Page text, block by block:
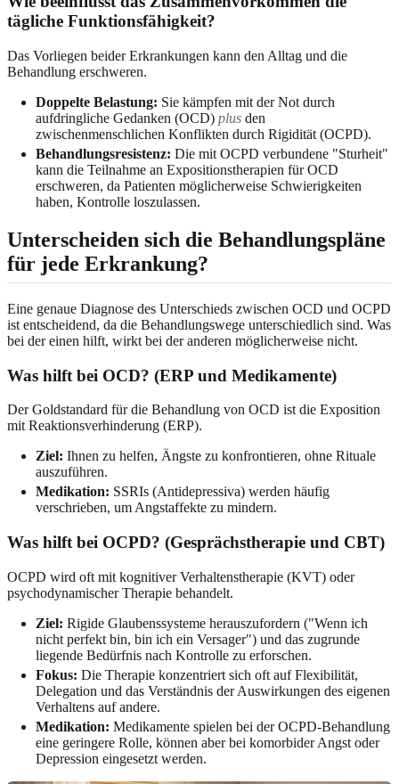
tägliche Funktionsfähigkeit?
Das Vorliegen beider Erkrankungen kann den Alltag und die
Behandlung erschweren.
Doppelte Belastung: Sie kämpfen mit der Not durch
aufdringliche Gedanken (OCD) plus den
zwischenmenschlichen Konflikten durch Rigidität (OCPD).
Behandlungsresistenz: Die mit OCPD verbundene "Sturheit"
kann die Teilnahme an Expositionstherapien für OCD
erschweren, da Patienten möglicherweise Schwierigkeiten
haben, Kontrolle loszulassen.
Unterscheiden sich die Behandlungspläne
für jede Erkrankung?
Eine genaue Diagnose des Unterschieds zwischen OCD und OCPD
ist entscheidend, da die Behandlungswege unterschiedlich sind. Was
bei der einen hilft, wirkt bei der anderen möglicherweise nicht.
Was hilft bei OCD? (ERP und Medikamente)
Der Goldstandard für die Behandlung von OCD ist die Exposition
mit Reaktionsverhinderung (ERP).
Ziel: Ihnen zu helfen, Ängste zu konfrontieren, ohne Rituale
auszuführen.
Medikation: SSRIs (Antidepressiva) werden häufig
verschrieben, um Angstaffekte zu mindern.
Was hilft bei OCPD? (Gesprächstherapie und CBT)
OCPD wird oft mit kognitiver Verhaltenstherapie (KVT) oder
psychodynamischer Therapie behandelt.
Ziel: Rigide Glaubenssysteme herauszufordern ("Wenn ich
nicht perfekt bin, bin ich ein Versager") und das zugrunde
liegende Bedürfnis nach Kontrolle zu erforschen.
Fokus: Die Therapie konzentriert sich oft auf Flexibilität,
Delegation und das Verständnis der Auswirkungen des eigenen
Verhaltens auf andere.
Medikation: Medikamente spielen bei der OCPD-Behandlung
eine geringere Rolle, können aber bei komorbider Angst oder
Depression eingesetzt werden.